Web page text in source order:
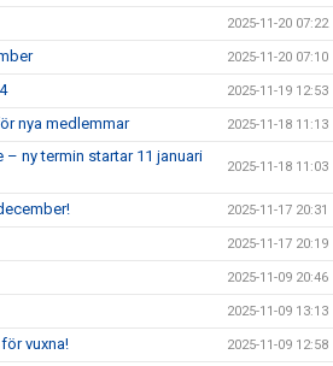
2025-11-20 07:22
2025-11-20 07:10
2025-11-19 12:53
nya medlemmar 2025-11-18 11:13
ny termin startar 11 januari
2025-11-18 11:03
2025-11-17 20:31
2025-11-17 20:19
2025-11-09 20:46
2025-11-09 13:13
vuxna! 2025-11-09 12:58